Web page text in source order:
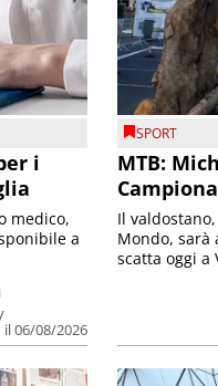
i
il 06/08/2026
medico,
a
SPORT
MTB:
Il
Mondo, sarà
scatta oggi a